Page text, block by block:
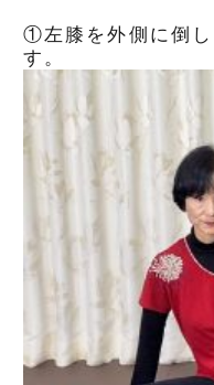
①左膝を外側に倒し
す。